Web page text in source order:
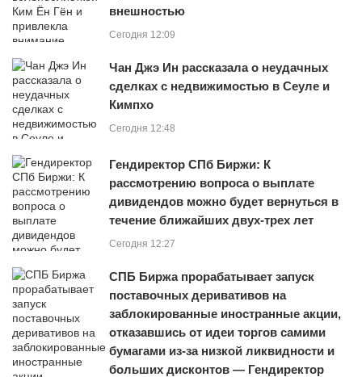
внешностью
Сегодня 12:09
Чан Джэ Ин рассказала о неудачных
сделках с недвижимостью в Сеуле и
Кимпхо
Сегодня 12:48
Гендиректор СПб Биржи: К
рассмотрению вопроса о выплате
дивидендов можно будет вернуться в
течение ближайших двух-трех лет
Сегодня 12:27
СПБ Биржа прорабатывает запуск
поставочных деривативов на
заблокированные иностранные акции,
отказавшись от идеи торгов самими
бумагами из‑за низкой ликвидности и
больших дисконтов — Гендиректор